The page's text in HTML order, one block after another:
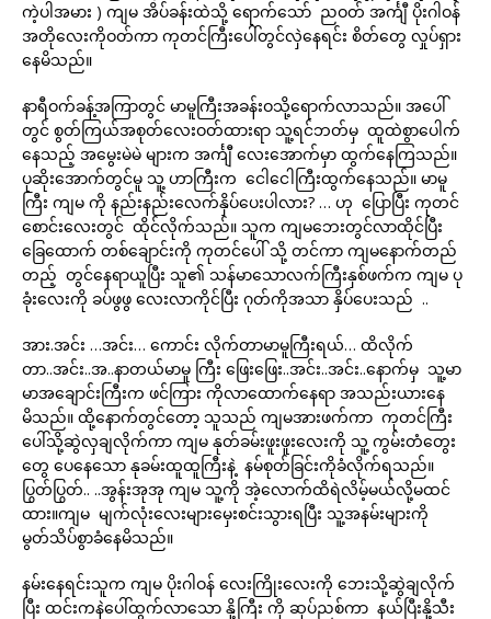
ကဲ့ပါအမား ) ကျမ အိပ်ခန်းထဲသို့ ရောက်သော် ညဝတ် အင်္ကျီ ပိုးဂါဝန်
အတိုလေးကိုဝတ်ကာ ကုတင်ကြီးပေါ်တွင်လှဲနေရင်း စိတ်တွေ လှုပ်ရှား
နေမိသည်။
နာရီဝက်ခန့်အကြာတွင် မာမူကြီးအခန်းဝသို့ရောက်လာသည်။ အပေါ်
တွင် စွတ်ကြယ်အစုတ်လေးဝတ်ထားရာ သူ့ရင်ဘတ်မှ ထူထဲစွာပေါက်
နေသည့် အမွေးမဲမဲ များက အင်္ကျီ လေးအောက်မှာ ထွက်နေကြသည်။
ပုဆိုးအောက်တွင်မူ သူ့ ဟာကြီးက ငေါငေါကြီးထွက်နေသည်။ မာမူ
ကြီး ကျမ ကို နည်းနည်းလေက်နှိပ်ပေးပါလား? … ဟု ပြောပြီး ကုတင်
စောင်းလေးတွင် ထိုင်လိုက်သည်။ သူက ကျမဘေးတွင်လာထိုင်ပြီး
ခြေထောက် တစ်ချောင်းကို ကုတင်ပေါ် သို့ တင်ကာ ကျမနောက်တည်
တည့် တွင်နေရာယူပြီး သူ၏ သန်မာသောလက်ကြီးနှစ်ဖက်က ကျမ ပု
ခုံးလေးကို ခပ်ဖွဖွ လေးလာကိုင်ပြီး ဂုတ်ကိုအသာ နှိပ်ပေးသည် ..
အား.အင်း …အင်း… ကောင်း လိုက်တာမာမူကြီးရယ်… ထိလိုက်
တာ..အင်း..အ..နာတယ်မာမူ ကြီး ဖြေးဖြေး..အင်း..အင်း..နောက်မှ သူ့မာ
မာအချောင်းကြီးက ဖင်ကြား ကိုလာထောက်နေရာ အသည်းယားနေ
မိသည်။ ထို့နောက်တွင်တော့ သူသည် ကျမအားဖက်ကာ ကုတင်ကြီး
ပေါ်သို့ဆွဲလှချလိုက်ကာ ကျမ နုတ်ခမ်းဖူးဖူးလေးကို သူ့ ကွမ်းတံတွေး
တွေ ပေနေသော နုခမ်းထူထူကြီးနဲ့ နမ်စုတ်ခြင်းကိုခံလိုက်ရသည်။
ပြွတ်ပြွတ်.. ..အွန်းအုအု ကျမ သူ့ကို အဲ့လောက်ထိရဲလိမ့်မယ်လို့မထင်
ထား။ကျမ မျက်လုံးလေးများမှေးစင်းသွားရပြီး သူ့အနမ်းများကို
မွတ်သိပ်စွာခံနေမိသည်။
နမ်းနေရင်းသူက ကျမ ပိုးဂါဝန် လေးကြိုးလေးကို ဘေးသို့ဆွဲချလိုက်
ပြီး ထင်းကနဲပေါ်ထွက်လာသော နို့ကြီး ကို ဆုပ်ညစ်ကာ နယ်ပြီးနို့သီး